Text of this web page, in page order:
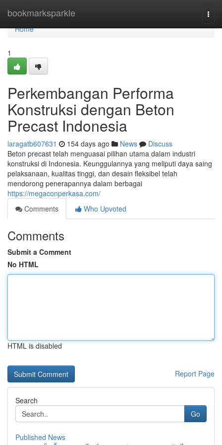
bookmarksparkle
Home
Home
1
Perkembangan Performa
Konstruksi dengan Beton
Precast Indonesia
laragatb607631 154 days ago News
Discuss
Beton precast telah menguasai pilihan utama dalam industri
konstruksi di Indonesia. Keunggulannya yang meliputi daya saing
pelaksanaan, kualitas tinggi, dan desain fleksibel telah
mendorong penerapannya dalam berbagai
https://megaconperkasa.com/
Comments
Who Upvoted
Comments
Submit a Comment
No HTML
HTML is disabled
Report Page
Search
Go
Published News